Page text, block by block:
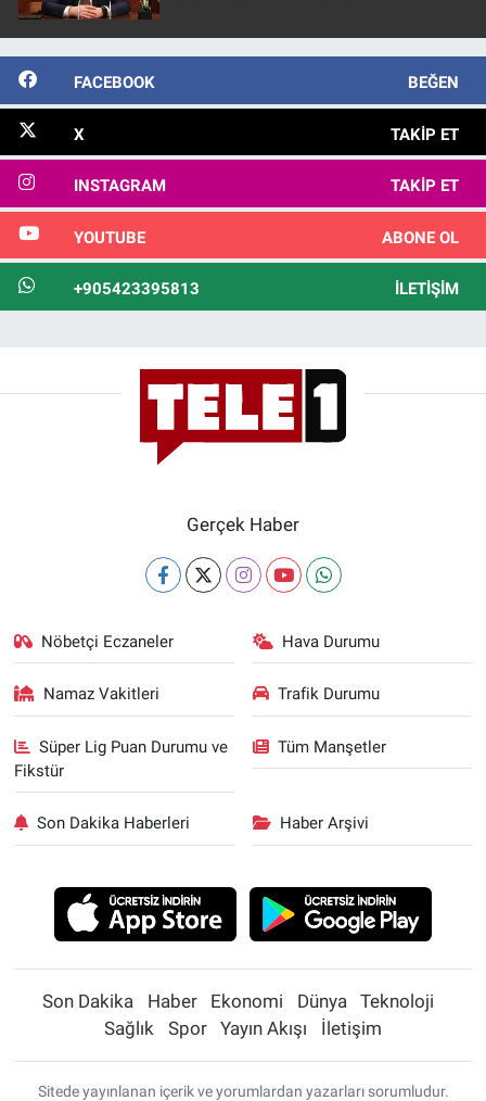
FACEBOOK BEĞEN
X TAKIP ET
INSTAGRAM TAKIP ET
YOUTUBE ABONE OL
+905423395813 İLETIŞIM
Gerçek Haber
Nöbetçi Eczaneler Hava Durumu
Namaz Vakitleri Trafik Durumu
Süper Lig Puan Durumu ve
Fikstür
Tüm Manşetler
Son Dakika Haberleri Haber Arşivi
Son Dakika Haber Ekonomi Dünya
Teknoloji
Sağlık
Spor Yayın Akışı İletişim
Sitede yayınlanan içerik ve yorumlardan yazarları sorumludur.